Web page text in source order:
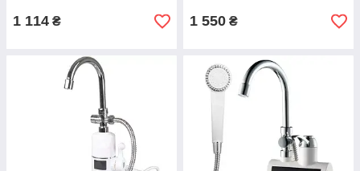
1 114 ₴ 1 550 ₴